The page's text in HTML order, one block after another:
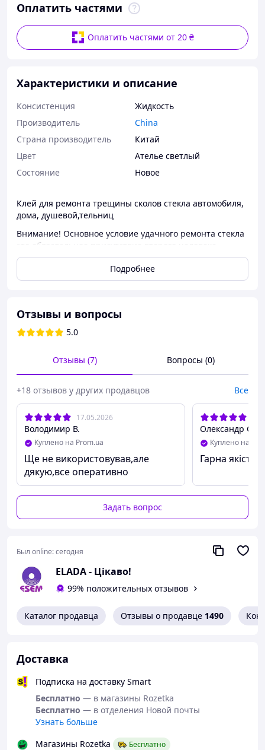
Оплатить частями
Оплатить частями от 20 ₴
Характеристики и описание
Консистенция
Жидкость
Производитель
China
Страна производитель
Китай
Цвет
Ателье светлый
Состояние
Новое
Клей для ремонта трещины сколов стекла автомобиля,
дома, душевой,тельниц
Внимание! Основное условие удачного ремонта стекла
это обязательное присутствие второго человека
который будет из салона автомобиля легко
поддавливать на трещину(что бы раскрыть ее) для
того, что бы клей зашел внутрь трещины!!!! Если клей
Пленка,лезвие и присоска
Успешное выполнение ремонта – это строгое
соблюдение инструкции
Подробнее
Отзывы и вопросы
5.0
Отзывы (7) Вопросы (0)
+18 отзывов у других продавцов Все
17.05.2026
Володимир В.
Куплено на Prom.ua
Ще не використовував,але
дякую,все оперативно
Олександр С.
Куплено на
Гарна якість
Задать вопрос
Был online:сегодня
ELADA - Цікаво!
99% положительных отзывов
Каталог продавца Отзывы о продавце 1490
Доставка
Подписка на доставку Smart
Бесплатно — в магазины Rozetka
Бесплатно — в отделения Новой почты
Узнать больше
Магазины Rozetka
Бесплатно